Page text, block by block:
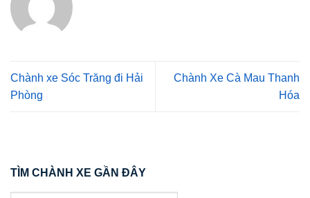
Chành xe Sóc Trăng đi Hải
Phòng
Chành Xe Cà Mau Thanh
Hóa
TÌM CHÀNH XE GẦN ĐÂY